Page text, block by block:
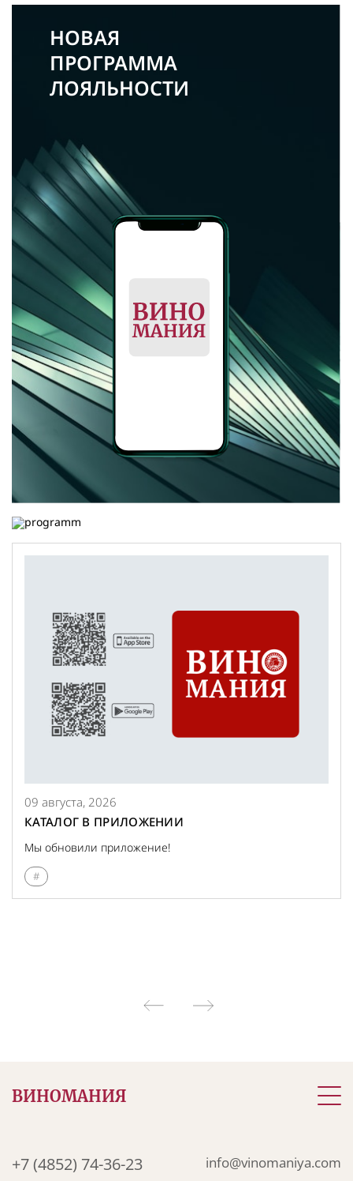
НОВАЯ
ПРОГРАММА
ЛОЯЛЬНОСТИ
АДРЕСАВИНОТЕК
09 августа, 2026
КАТАЛОГ В ПРИЛОЖЕНИИ
Мы обновили приложение!
#
ВИНОМАНИЯ
+7 (4852) 74-36-23 info@vinomaniya.com